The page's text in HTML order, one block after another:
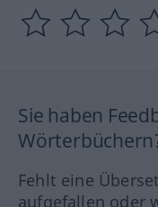
Sie haben
Fehlt eine
aufgefallen oder